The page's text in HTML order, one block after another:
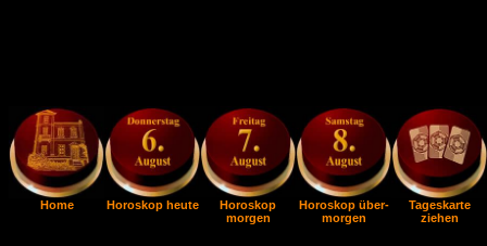
Home Horoskop heute
Horoskop
morgen
Horoskop über-
morgen
Tageskarte
ziehen